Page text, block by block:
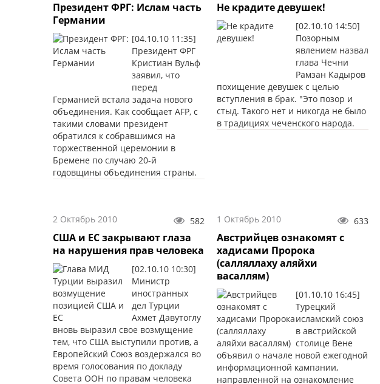
Президент ФРГ: Ислам часть
Германии
[04.10.10 11:35]
Президент ФРГ
Кристиан Вульф
заявил, что
перед
Германией встала задача нового
объединения. Как сообщает AFP, с
такими словами президент
обратился к собравшимся на
торжественной церемонии в
Бремене по случаю 20-й
годовщины объединения страны.
Не крадите девушек!
[02.10.10 14:50]
Позорным
явлением назвал
глава Чечни
Рамзан Кадыров
похищение девушек с целью
вступления в брак. "Это позор и
стыд. Такого нет и никогда не было
в традициях чеченского народа.
2 Октябрь 2010 582
США и ЕС закрывают глаза
на нарушения прав человека
[02.10.10 10:30]
Министр
иностранных
дел Турции
Ахмет Давутоглу
вновь выразил свое возмущение
тем, что США выступили против, а
Европейский Союз воздержался во
время голосования по докладу
Совета ООН по правам человека
1 Октябрь 2010 633
Австрийцев ознакомят с
хадисами Пророка
(салляллаху аляйхи
васаллям)
[01.10.10 16:45]
Турецкий
исламский союз
в австрийской
столице Вене
объявил о начале новой ежегодной
информационной кампании,
направленной на ознакомление